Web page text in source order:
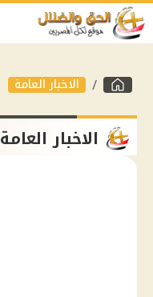
الاخبار العامة
الاخبار العامة